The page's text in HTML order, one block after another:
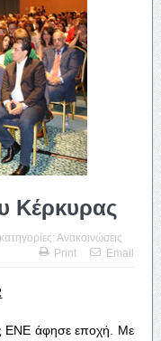
Κέρκυρας
Ανακοινώσεις
Print
Email
ΕΝΕ άφησε εποχή. Με